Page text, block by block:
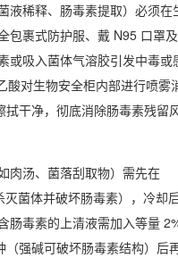
液稀释、肠毒素提取）必须在
包裹式防护服、戴 N95 口罩及
或吸入菌体气溶胶引发中毒或
酸对生物安全柜内部进行喷雾
干净，彻底消除肠毒素残留
肉汤、菌落刮取物）需先在
菌体并破坏肠毒素），冷却
肠毒素的上清液需加入等量
强碱可破坏肠毒素结构）后